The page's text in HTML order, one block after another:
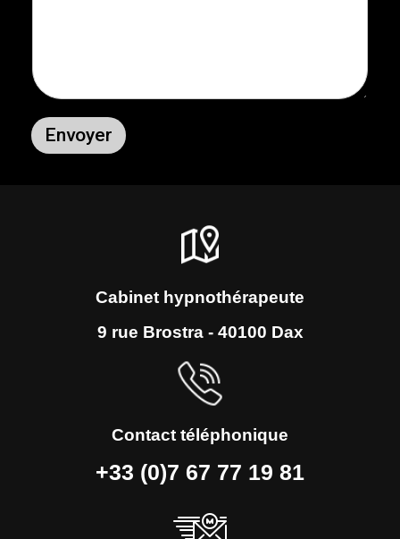
Envoyer
Cabinet hypnothérapeute
9 rue Brostra - 40100 Dax
Contact téléphonique
+33 (0)7 67 77 19 81